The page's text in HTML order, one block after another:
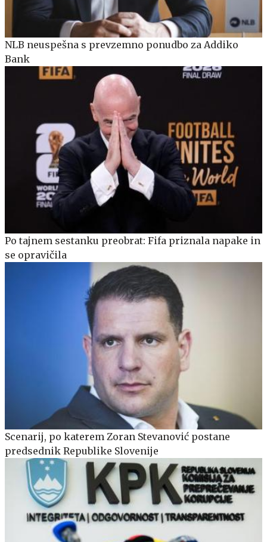
NLB neuspešna s prevzemno ponudbo za Addiko
Bank
Po tajnem sestanku preobrat: Fifa priznala napake in
se opravičila
Scenarij, po katerem Zoran Stevanović postane
predsednik Republike Slovenije